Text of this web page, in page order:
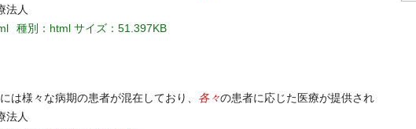
法人
種別：html サイズ：51.397KB
は様々な病期の患者が混在しており、 各々の患者に応じた医療が提供され
法人